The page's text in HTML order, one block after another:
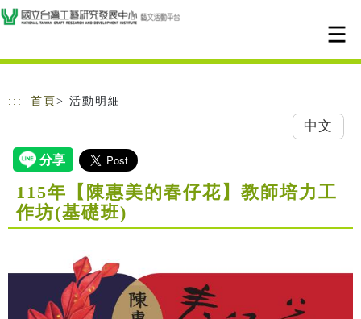
跳到主要內容
網站導覽
::: 首頁 > 活動明細
中文
115年【陳惠美的春仔花】教師培力工
作坊(基礎班)